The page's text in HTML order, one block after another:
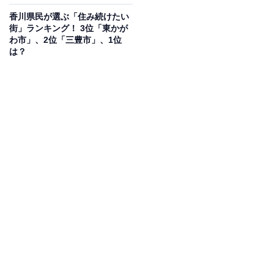
香川県民が選ぶ「住み続けたい
街」ランキング！ 3位「東かが
わ市」、2位「三豊市」、1位
は？